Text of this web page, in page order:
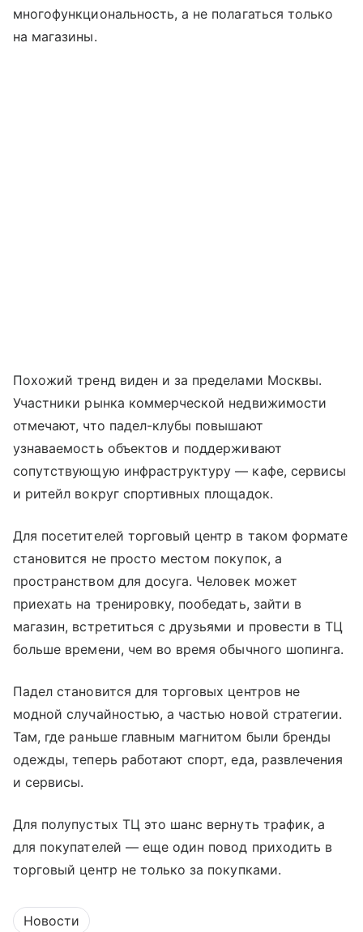
многофункциональность, а не полагаться только
на магазины.
Похожий тренд виден и за пределами Москвы.
Участники рынка коммерческой недвижимости
отмечают, что падел-клубы повышают
узнаваемость объектов и поддерживают
сопутствующую инфраструктуру — кафе, сервисы
и ритейл вокруг спортивных площадок.
Для посетителей торговый центр в таком формате
становится не просто местом покупок, а
пространством для досуга. Человек может
приехать на тренировку, пообедать, зайти в
магазин, встретиться с друзьями и провести в ТЦ
больше времени, чем во время обычного шопинга.
Падел становится для торговых центров не
модной случайностью, а частью новой стратегии.
Там, где раньше главным магнитом были бренды
одежды, теперь работают спорт, еда, развлечения
и сервисы.
Для полупустых ТЦ это шанс вернуть трафик, а
для покупателей — еще один повод приходить в
торговый центр не только за покупками.
Новости